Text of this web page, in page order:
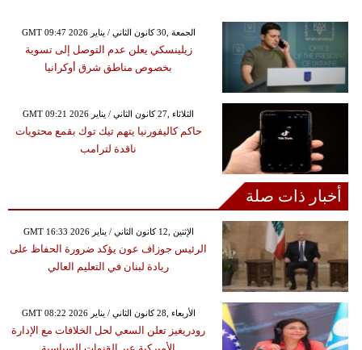
GMT 09:47 2026 الجمعة ,30 كانون الثاني / يناير
زيلينسكي يعلن عدم التوصل إلى تسوية
بخصوص مناطق شرق أوكرانيا
GMT 09:21 2026 الثلاثاء ,27 كانون الثاني / يناير
حاكم كاليفورنيا يتهم تيك توك بقمع محتويات
ناقدة لترامب
أخبار ذات صلة
GMT 16:33 2026 الإثنين ,12 كانون الثاني / يناير
الرئيس جوزاف عون يؤكد ضرورة الحفاظ على
ريادة لبنان في التعليم العالي
GMT 08:22 2026 الأربعاء ,28 كانون الثاني / يناير
رودريغيز تعلن السعي لحل الخلافات مع الإدارة